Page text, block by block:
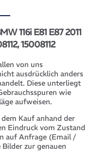
116i E81 E87 2011
15008112
von uns
ausdrücklich anders
Diese unterliegt
wie
aufweisen.
Kauf anhand der
Eindruck vom Zustand
auf Anfrage (Email /
zur genauen